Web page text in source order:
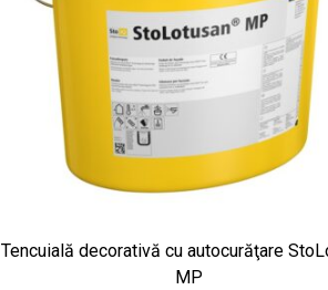
Tencuială decorativă cu autocurăţare
MP